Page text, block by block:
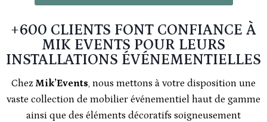
+600 CLIENTS FONT CONFIANCE À
MIK EVENTS POUR LEURS
INSTALLATIONS ÉVÉNEMENTIELLES
Chez Mik’Events, nous mettons à votre disposition une
vaste collection de mobilier événementiel haut de gamme
ainsi que des éléments décoratifs soigneusement